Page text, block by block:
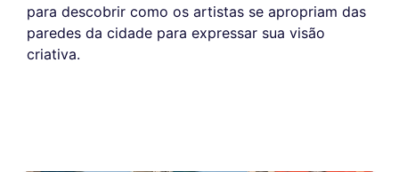
para descobrir como os artistas se apropriam das
paredes da cidade para expressar sua visão
criativa.